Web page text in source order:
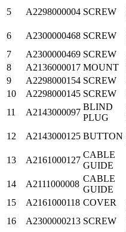
5 A2298000004 SCREW
6 A2300000468 SCREW
7
A2300000469 SCREW
8
A2136000017 MOUNT
9
A2298000154 SCREW
10
A2298000145 SCREW
11
A2143000097
BLIND
PLUG
12 A2143000125 BUTTON
13 A2161000127
CABLE
GUIDE
14 A2111000008
CABLE
GUIDE
15
A2161000118 COVER
16
A2300000213 SCREW